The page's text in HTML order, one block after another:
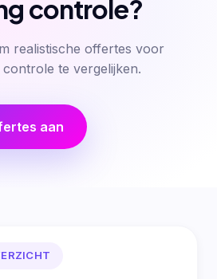
controle?
realistische offertes voor
te vergelijken.
aan